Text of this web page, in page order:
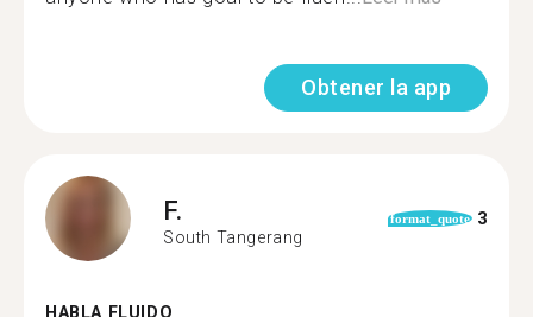
Obtener la app
F.
South Tangerang
format_quote 3
HABLA FLUIDO